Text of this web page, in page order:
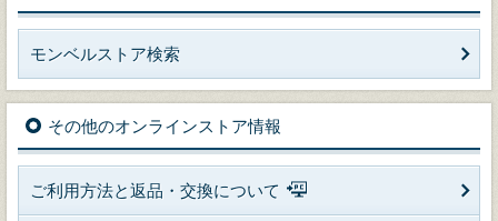
モンベルストア検索
その他のオンラインストア情報
ご利用方法と返品・交換について